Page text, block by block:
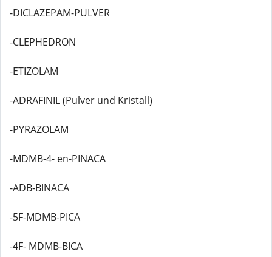
-DICLAZEPAM-PULVER
-CLEPHEDRON
-ETIZOLAM
-ADRAFINIL (Pulver und Kristall)
-PYRAZOLAM
-MDMB-4- en-PINACA
-ADB-BINACA
-5F-MDMB-PICA
-4F- MDMB-BICA